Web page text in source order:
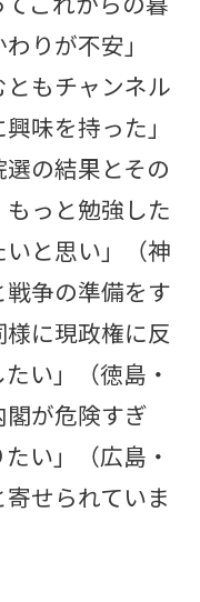
りが不安」
ともチャンネル
味を持った」
選の結果とその
っと勉強した
と思い」（神
争の準備をす
に現政権に反
い」（徳島・
が危険すぎ
い」（広島・
せられていま